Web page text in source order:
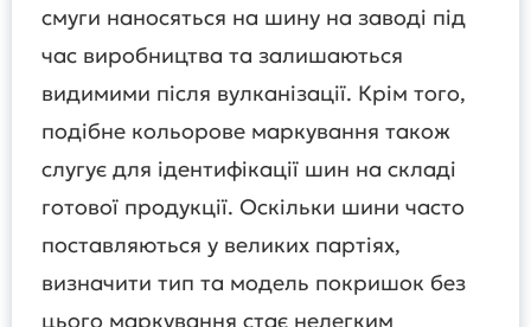
смуги наносяться на шину на заводі під
час виробництва та залишаються
видимими після вулканізації. Крім того,
подібне кольорове маркування також
слугує для ідентифікації шин на складі
готової продукції. Оскільки шини часто
поставляються у великих партіях,
визначити тип та модель покришок без
цього маркування стає нелегким